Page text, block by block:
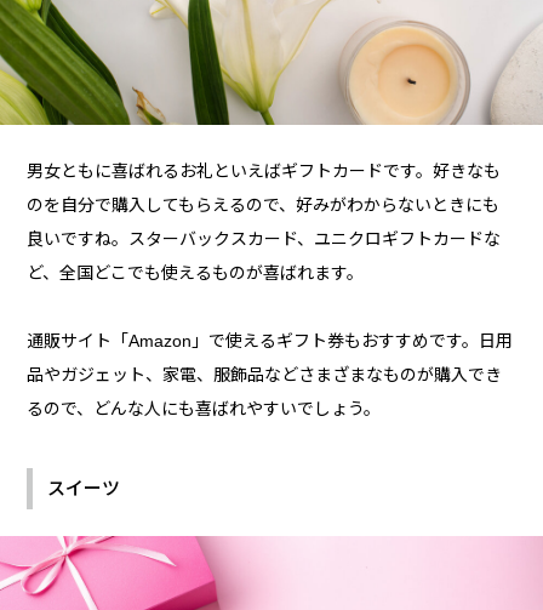
男女ともに喜ばれるお礼といえばギフトカードです。好きなも
のを自分で購入してもらえるので、好みがわからないときにも
良いですね。スターバックスカード、ユニクロギフトカードな
ど、全国どこでも使えるものが喜ばれます。
通販サイト「Amazon」で使えるギフト券もおすすめです。日用
品やガジェット、家電、服飾品などさまざまなものが購入でき
るので、どんな人にも喜ばれやすいでしょう。
スイーツ